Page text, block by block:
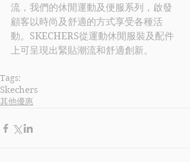
流，我們的休閒運動及便服系列，啟發
顧客以時尚及舒適的方式享受各種活
動。 SKECHERS從運動休閒服裝及配件
上可呈現出緊貼潮流和舒適創新。
Tags:
Skechers
其他優惠